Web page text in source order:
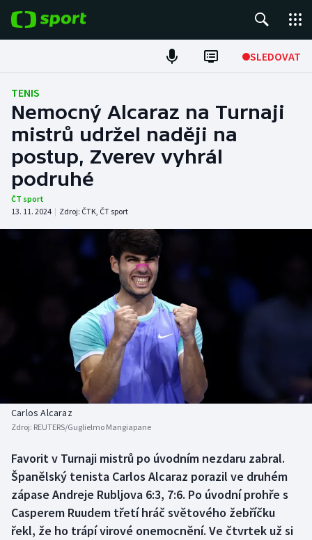
SLEDOVAT
Fotbal
Hokej
Tenis
Atletika
DALŠÍ SPORTY
Baseball a softbal
Basketbal
Boby a skeleton
Box
Curling
Dostihy
Historické návraty
Aplikace ČT sport
AZ kvíz
TENIS
Nemocný Alcaraz na Turnaji
mistrů udržel naději na
postup, Zverev vyhrál
podruhé
ČT sport
13. 11. 2024 | Zdroj: ČTK, ČT sport
Carlos Alcaraz
Zdroj: REUTERS/Guglielmo Mangiapane
Favorit v Turnaji mistrů po úvodním nezdaru zabral.
Španělský tenista Carlos Alcaraz porazil ve druhém
zápase Andreje Rubljova 6:3, 7:6. Po úvodní prohře s
Casperem Ruudem třetí hráč světového žebříčku
řekl, že ho trápí virové onemocnění. Ve čtvrtek už si